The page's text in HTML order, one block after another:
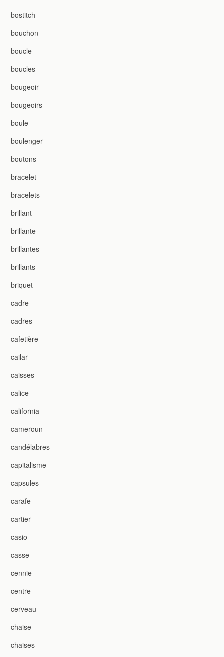
bostitch
bouchon
boucle
boucles
bougeoir
bougeoirs
boule
boulenger
boutons
bracelet
bracelets
brillant
brillante
brillantes
brillants
briquet
cadre
cadres
cafetière
cailar
caisses
calice
california
cameroun
candélabres
capitalisme
capsules
carafe
cartier
casio
casse
cennie
centre
cerveau
chaise
chaises